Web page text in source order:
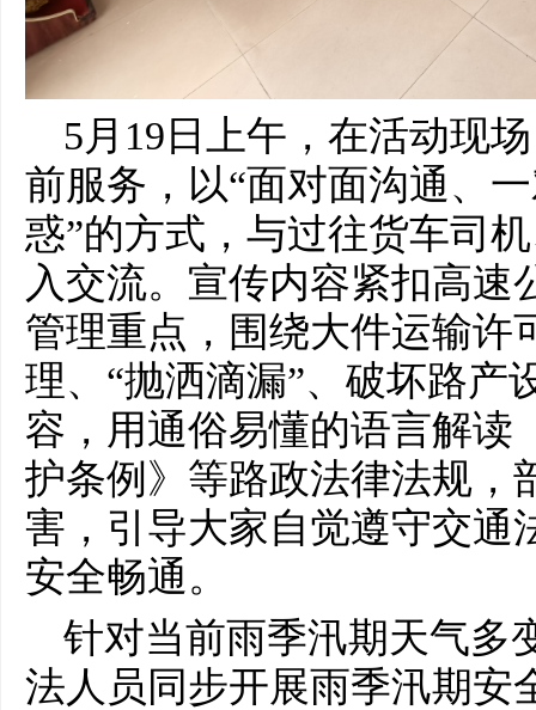
5月19日上午，在活动现
前服务，以“面对面沟通、
惑”的方式，与过往货车司
入交流。宣传内容紧扣高速
管理重点，围绕大件运输许
理、“抛洒滴漏”、破坏路产
容，用通俗易懂的语言解读
护条例》等路政法律法规，
害，引导大家自觉遵守交通
安全畅通。
针对当前雨季汛期天气多
法人员同步开展雨季汛期安